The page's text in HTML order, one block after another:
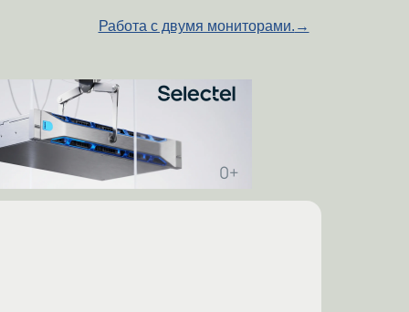
Работа с двумя мониторами. →